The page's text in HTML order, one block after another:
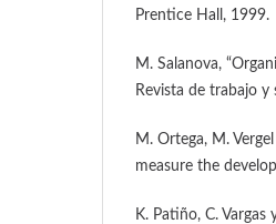
Prentice Hall, 1999.
M. Salanova,
Revista de trabajo
M. Ortega, M.
measure the
K. Patiño, C.